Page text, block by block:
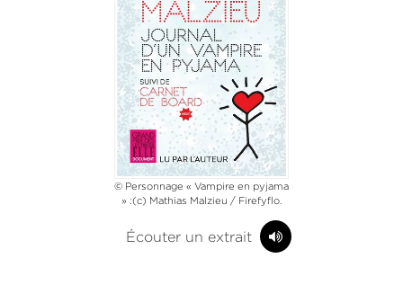
© Personnage « Vampire en pyjama
» :(c) Mathias Malzieu / Firefyflo.
Écouter un extrait